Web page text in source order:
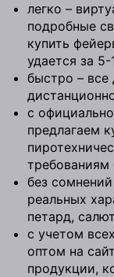
легко –
подробные
купить
удается за
быстро – все
с
предлагаем
требованиям
без
реальных
петард,
с учетом
оптом на
продукции,